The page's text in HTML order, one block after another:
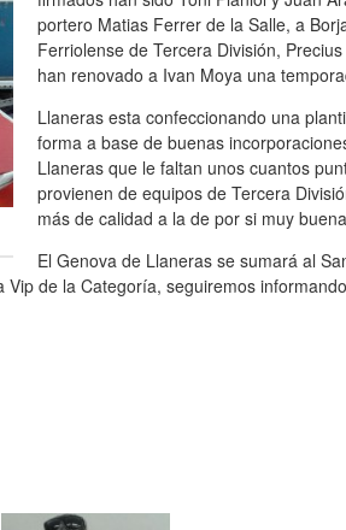
portero Matias Ferrer de la Salle, a
Ferriolense de Tercera División,
han renovado a Ivan Moya una
Llaneras esta confeccionando una
forma a base de buenas
Llaneras que le faltan unos cuantos
provienen de equipos de Tercera
más de calidad a la de por si muy
El Genova de Llaneras se sumará al
de la Categoría, seguiremos